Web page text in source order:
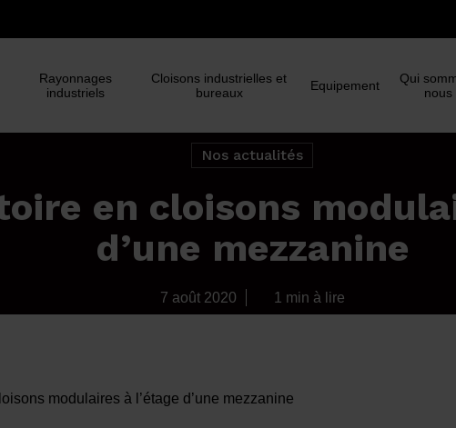
Rayonnages
industriels
Cloisons industrielles et
bureaux
Equipement
Qui
nous
Nos actualités
en cloisons
d’une mezzanine
7 août 2020 1 min à lire
modulaires à l’étage d’une mezzanine